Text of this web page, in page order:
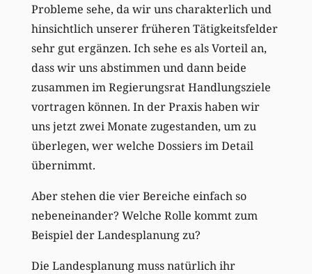
Probleme sehe, da wir uns charakterlich und
hinsichtlich unserer früheren Tätigkeitsfelder
sehr gut ergänzen. Ich sehe es als Vorteil an,
dass wir uns abstimmen und dann beide
zusammen im Regierungsrat Handlungsziele
vortragen können. In der Praxis haben wir
uns jetzt zwei Monate zugestanden, um zu
überlegen, wer welche Dossiers im Detail
übernimmt.
Aber stehen die vier Bereiche einfach so
nebeneinander? Welche Rolle kommt zum
Beispiel der Landesplanung zu?
Die Landesplanung muss natürlich ihr